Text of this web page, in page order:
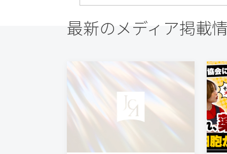
最新のメディア掲載